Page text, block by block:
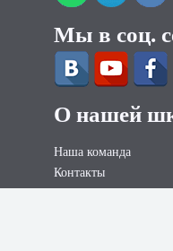
Мы в соц.
О нашей
Наша команда
Контакты
Контакты для СМИ